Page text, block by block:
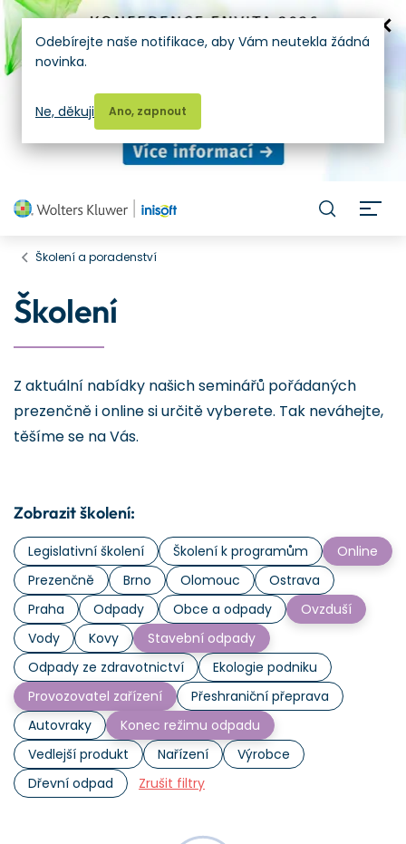
Školení a poradenství
Školení
Z aktuální nabídky našich seminářů pořádaných
prezenčně i online si určitě vyberete. Tak neváhejte,
těšíme se na Vás.
Zobrazit školení:
Legislativní školení Školení k programům
Online
Prezenčně
Brno Olomouc
Ostrava
Praha
Odpady Obce a odpady
Ovzduší
Vody
Kovy
Stavební odpady
Odpady ze zdravotnictví
Ekologie podniku
Provozovatel zařízení
Přeshraniční přeprava
Autovraky
Konec režimu odpadu
Vedlejší produkt
Nařízení
Výrobce
Dřevní odpad
Zrušit filtry
Odebírejte naše notifikace, aby Vám neutekla žádná
novinka.
Ano, zapnout
Ne, děkuji